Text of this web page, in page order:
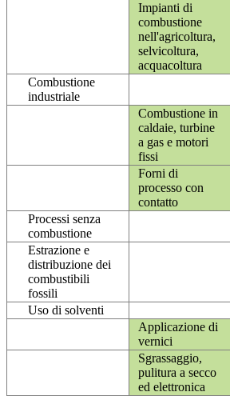
Impianti di
combustione
nell'agricoltura,
selvicoltura,
acquacoltura
Combustione
industriale
Combustione in
caldaie, turbine
a gas e motori
fissi
Forni di
processo con
contatto
Processi senza
combustione
Estrazione e
distribuzione dei
combustibili
fossili
Uso di solventi
Applicazione di
vernici
Sgrassaggio,
pulitura a secco
ed elettronica